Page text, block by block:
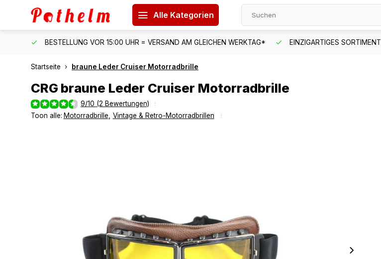
Alle Kategorien
BESTELLUNG VOR 15:00 UHR = VERSAND AM GLEICHEN WERKTAG* EINZIGARTIGES SORTIMENT
Startseite braune Leder Cruiser Motorradbrille
CRG braune Leder Cruiser Motorradbrille
9/10 (2 Bewertungen)
Toon alle: Motorradbrille Vintage & Retro-Motorradbrillen